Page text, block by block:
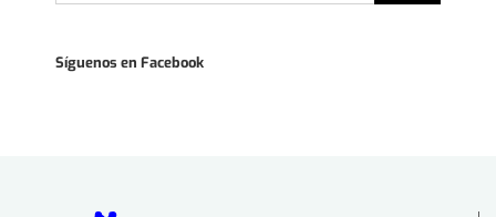
Síguenos en Facebook